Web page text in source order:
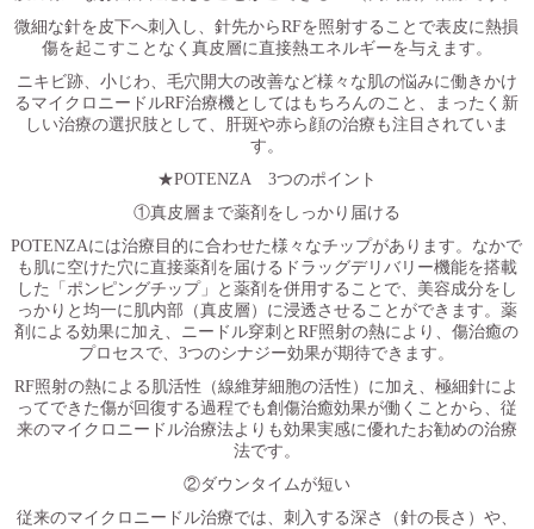
微細な針を皮下へ刺入し、針先からRFを照射することで表皮に熱損
傷を起こすことなく真皮層に直接熱エネルギーを与えます。
ニキビ跡、小じわ、毛穴開大の改善など様々な肌の悩みに働きかけ
るマイクロニードルRF治療機としてはもちろんのこと、まったく新
しい治療の選択肢として、肝斑や赤ら顔の治療も注目されていま
す。
★POTENZA 3つのポイント
①真皮層まで薬剤をしっかり届ける
POTENZAには治療目的に合わせた様々なチップがあります。なかで
も肌に空けた穴に直接薬剤を届けるドラッグデリバリー機能を搭載
した「ポンピングチップ」と薬剤を併用することで、美容成分をし
っかりと均一に肌内部（真皮層）に浸透させることができます。薬
剤による効果に加え、ニードル穿刺とRF照射の熱により、傷治癒の
プロセスで、3つのシナジー効果が期待できます。
RF照射の熱による肌活性（線維芽細胞の活性）に加え、極細針によ
ってできた傷が回復する過程でも創傷治癒効果が働くことから、従
来のマイクロニードル治療法よりも効果実感に優れたお勧めの治療
法です。
②ダウンタイムが短い
従来のマイクロニードル治療では、刺入する深さ（針の長さ）や、